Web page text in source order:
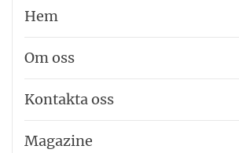
Hem
Om oss
Kontakta oss
Magazine